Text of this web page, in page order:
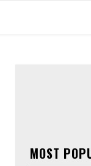
MOST